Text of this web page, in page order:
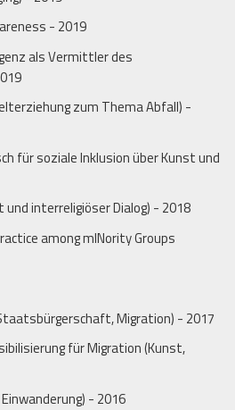
- 2019
als Vermittler des
zum Thema Abfall) -
für soziale Inklusion über Kunst und
und interreligiöser Dialog) - 2018
among mINority Groups
Migration) - 2017
für Migration (Kunst,
- 2016